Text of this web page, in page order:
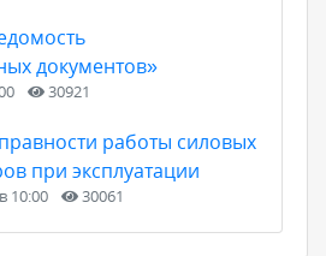
документов»
30921
работы силовых
при эксплуатации
10:00 30061